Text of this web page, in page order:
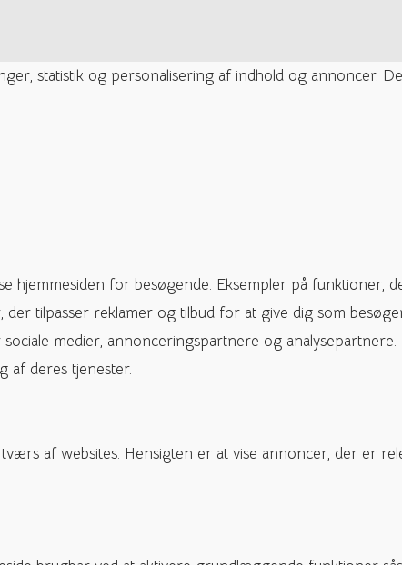
statistik og personalisering af indhold og annoncer.
hjemmesiden for besøgende. Eksempler på funktioner,
tilpasser reklamer og tilbud for at give dig som
medier, annonceringspartnere og
af deres tjenester.
af websites. Hensigten er at vise annoncer, der er